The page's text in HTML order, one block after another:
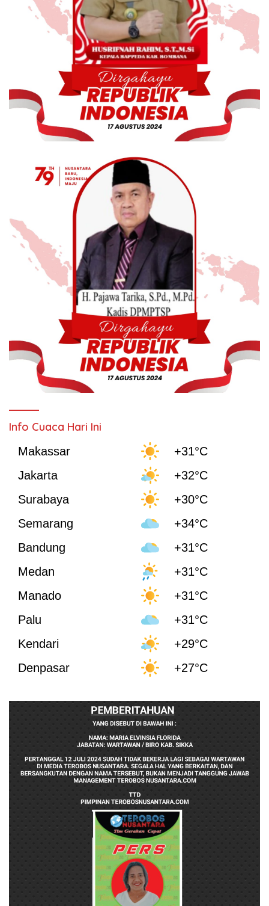
Info Cuaca Hari Ini
Makassar
+31°C
Jakarta
+32°C
Surabaya
+30°C
Semarang
+34°C
Bandung
+31°C
Medan
+31°C
Manado
+31°C
Palu
+31°C
Kendari
+29°C
Denpasar
+27°C